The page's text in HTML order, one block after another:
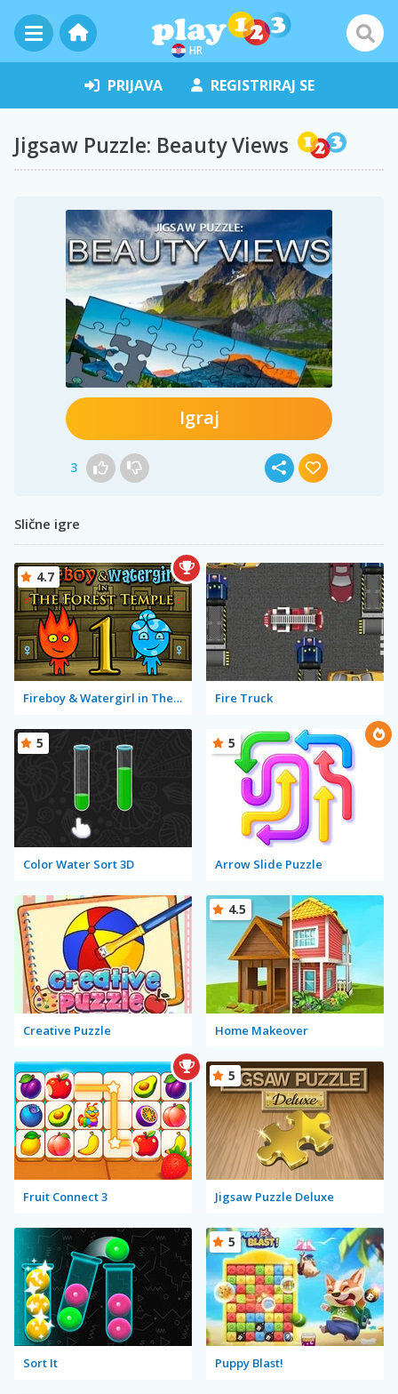
HR
PRIJAVA REGISTRIRAJ SE
Jigsaw Puzzle: Beauty Views
Igraj
3
Slične igre
Fireboy & Watergirl in The Forest Temple
4.7
Fire Truck
Color Water Sort 3D
5
Arrow Slide Puzzle
5
Creative Puzzle Home Makeover
4.5
Fruit Connect 3 Jigsaw Puzzle Deluxe
5
Sort It Puppy Blast!
5